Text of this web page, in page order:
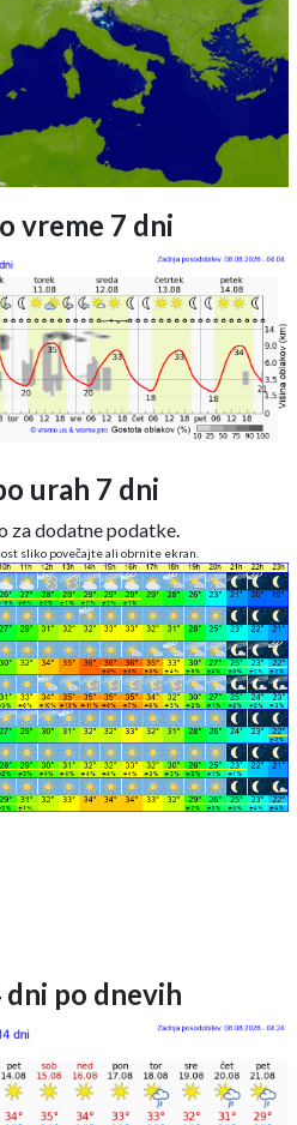
vreme 7 dni
urah 7 dni
za dodatne podatke.
sliko povečajte ali obrnite ekran.
po dnevih